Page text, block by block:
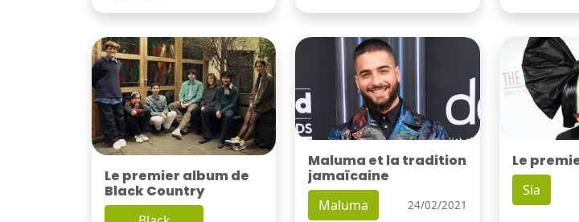
Le premier album de
Black Country
Maluma et la tradition
jamaïcaine
Maluma 24/02/2021
Le
Sia